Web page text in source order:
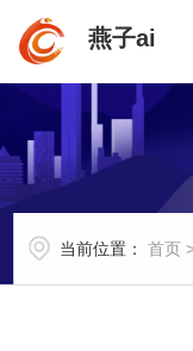
燕子ai
当前位置： 首页